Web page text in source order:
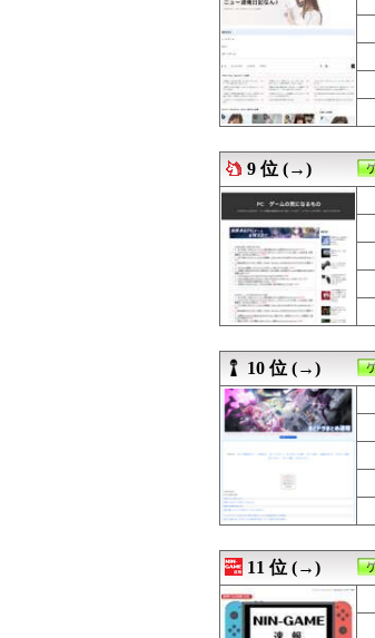
08/05 12:00
08/05 12:00
08/05 12:00
08/05 11:00
08/05 11:00
08/05 10:00
08/05 01:00
08/05 00:30
08/05 00:00
08/05 00:00
08/04 23:05
08/04 21:30
08/04 21:05
08/04 20:01
08/04 18:30
08/04 12:00
08/04 12:00
08/04 10:26
08/04 08:09
08/04 01:05
08/04 00:02
08/04 00:00
08/03 23:05
08/03 20:00
9 位 (→)
10 位 (→)
11 位 (→)